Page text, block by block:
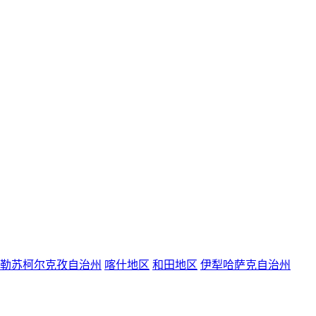
苏柯尔克孜自治州 喀什地区 和田地区 伊犁哈萨克自治州